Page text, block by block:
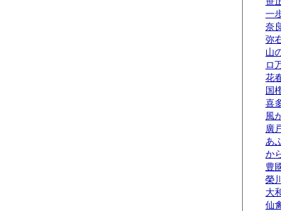
一
奈
弥
山
ロ
花
国
喜
風
廣
あ
か
豊
榮
大
仙